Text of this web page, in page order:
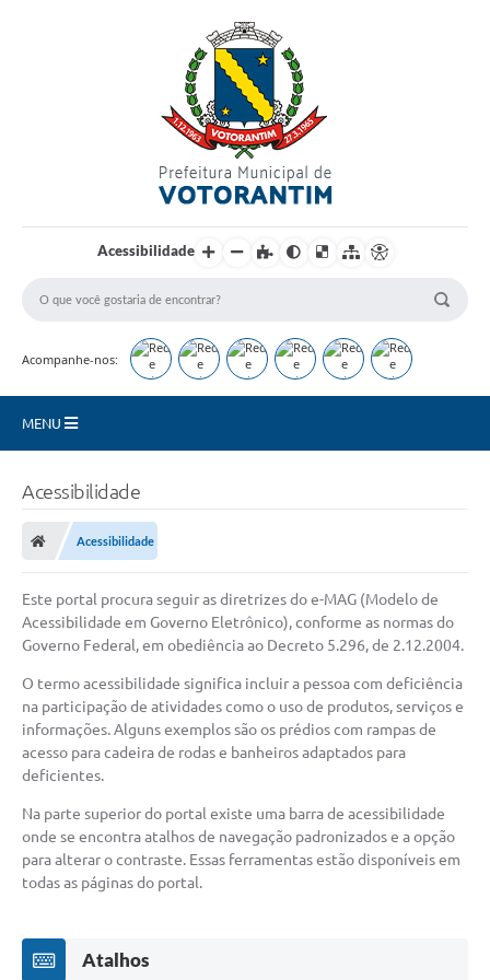
Acessibilidade
Acompanhe-nos:
MENU
Carta de Serviços
Vagas PAT
Transparência
Perguntas e Respostas Frequentes
Selo Verde
Compra Direta
Empreendedor
Pesquisa Dificuldades no Licenciamento de Empresas
Plano Municipal de Retomada das Aulas Presenciais
Acessibilidade
Acessibilidade
Este portal procura seguir as diretrizes do e-MAG (Modelo de
Acessibilidade em Governo Eletrônico), conforme as normas do
Governo Federal, em obediência ao Decreto 5.296, de 2.12.2004.
O termo acessibilidade significa incluir a pessoa com deficiência
na participação de atividades como o uso de produtos, serviços e
informações. Alguns exemplos são os prédios com rampas de
acesso para cadeira de rodas e banheiros adaptados para
deficientes.
Na parte superior do portal existe uma barra de acessibilidade
onde se encontra atalhos de navegação padronizados e a opção
para alterar o contraste. Essas ferramentas estão disponíveis em
todas as páginas do portal.
Atalhos